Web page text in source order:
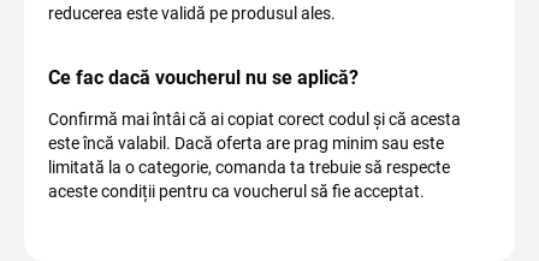
reducerea este validă pe produsul ales.
Ce fac dacă voucherul nu se aplică?
Confirmă mai întâi că ai copiat corect codul și că acesta
este încă valabil. Dacă oferta are prag minim sau este
limitată la o categorie, comanda ta trebuie să respecte
aceste condiții pentru ca voucherul să fie acceptat.